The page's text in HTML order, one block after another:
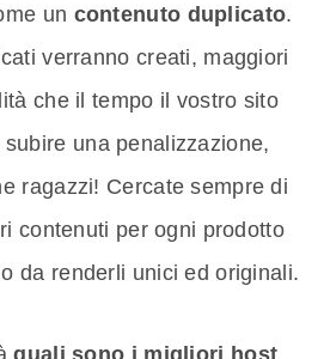
un contenuto duplicato.
verranno creati, maggiori
che il tempo il vostro sito
una penalizzazione,
ragazzi! Cercate sempre di
contenuti per ogni prodotto
da renderli unici ed originali.
quali sono i migliori host